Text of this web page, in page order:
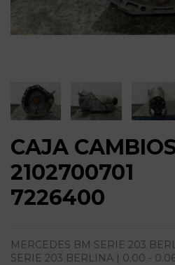
CAJA
2102700701
7226400
MERCEDES BM SERIE 203
SERIE 203 BERLINA | 0.00 -